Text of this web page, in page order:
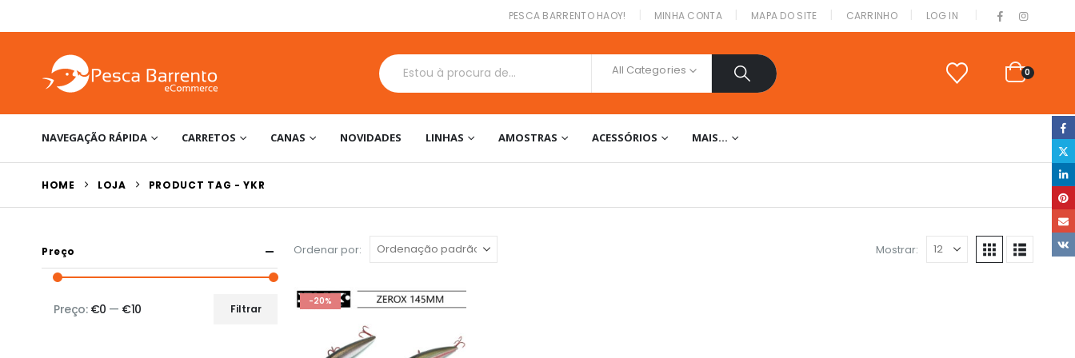
PESCA BARRENTO HAOY! MINHA CONTA MAPA DO SITE CARRINHO LOG IN
All Categories 0
NAVEGAÇÃO RÁPIDA CARRETOS CANAS NOVIDADES LINHAS AMOSTRAS ACESSÓRIOS MAIS…
HOME LOJA PRODUCT TAG -YKR
Ordenar por: Mostrar:
-20%
Preço
Preço
Preço
Filtrar
Preço: €0 — €10